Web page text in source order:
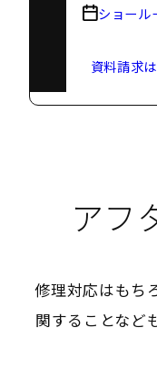
ショール
資料請求
アフ
修理対応はもち
関することなど